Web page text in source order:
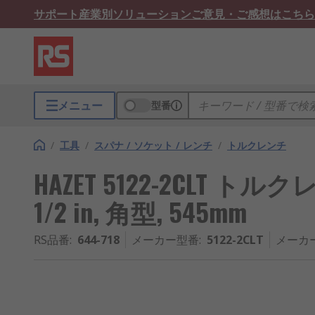
サポート産業別ソリューションご意見・ご感想はこちら
メニュー 型番
/ 工具 / スパナ / ソケット / レンチ / トルクレンチ
HAZET 5122-2CLT トル
1/2 in, 角型, 545mm
RS品番: 644-718 メーカー型番: 5122-2CLT メーカ